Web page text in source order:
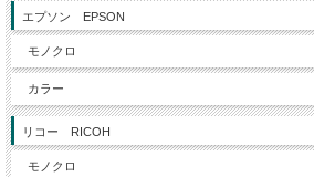
エプソン EPSON
モノクロ
カラー
リコー RICOH
モノクロ